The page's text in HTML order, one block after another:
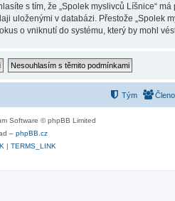
s tím, že „Spolek myslivců Líšnice“
v databázi. Přestože „Spolek
o vniknutí do systému, který by mohl
Tým
Software © phpBB Limited
– phpBB.cz
| TERMS_LINK